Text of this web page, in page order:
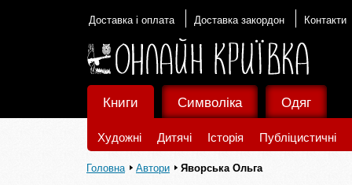
Доставка і оплата Доставка закордон Контакти
Книги
Художні Дитячі Історія Публіцистичні
Символіка Одяг
Головна Автори Яворська Ольга